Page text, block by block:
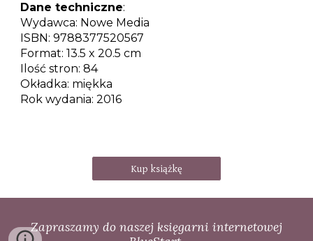
Dane techniczne:
Wydawca: Nowe Media
ISBN: 9788377520567
Format: 13.5 x 20.5 cm
Ilość stron: 84
Okładka: miękka
Rok wydania: 2016
Kup książkę
Zapraszamy do naszej księgarni internetowej